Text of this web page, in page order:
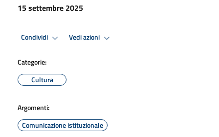
15 settembre 2025
Condividi Vedi azioni
Categorie:
Cultura
Argomenti:
Comunicazione istituzionale